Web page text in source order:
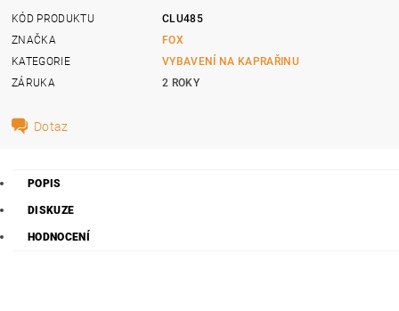
KÓD PRODUKTU
CLU485
ZNAČKA
FOX
KATEGORIE
VYBAVENÍ NA KAPRAŘINU
ZÁRUKA
2 ROKY
Dotaz
POPIS
DISKUZE
HODNOCENÍ